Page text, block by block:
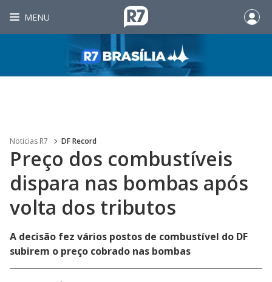
MENU
Noticias R7 DF Record
Preço dos combustíveis
dispara nas bombas após
volta dos tributos
A decisão fez vários postos de combustível do DF
subirem o preço cobrado nas bombas